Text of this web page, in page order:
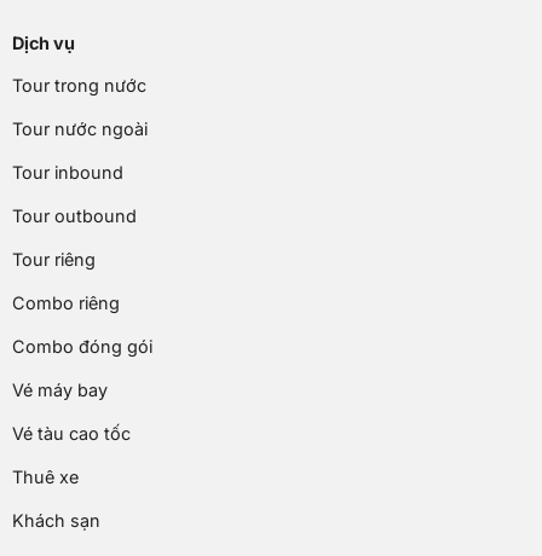
Dịch vụ
Tour trong nước
Tour nước ngoài
Tour inbound
Tour outbound
Tour riêng
Combo riêng
Combo đóng gói
Vé máy bay
Vé tàu cao tốc
Thuê xe
Khách sạn